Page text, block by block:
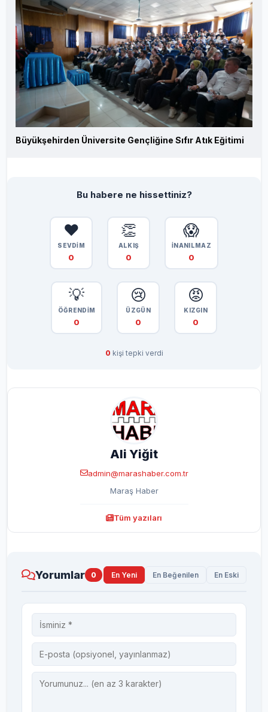
Büyükşehirden Üniversite Gençliğine Sıfır Atık Eğitimi
Bu habere ne hissettiniz?
❤️
SEVDİM
0
👏
ALKIŞ
0
😱
İNANILMAZ
0
💡
ÖĞRENDİM
0
😢
ÜZGÜN
0
😡
KIZGIN
0
0 kişi tepki verdi
Ali Yiğit
admin@marashaber.com.tr
Maraş Haber
Tüm yazıları
Yorumlar 0 En Yeni En Beğenilen En Eski